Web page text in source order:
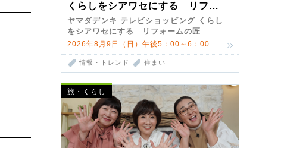
くらしをシアワセにする リフォ
ームの匠 第7弾
ヤマダデンキ テレビショッピング くらし
をシアワセにする リフォームの匠
2026年8月9日（日）午後5：00～6：00
情報・トレンド 住まい
旅・くらし